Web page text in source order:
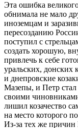
Эта ошибка
обнимала не мало
иноземцам и
пересозданию
поступил с
создать хорошую,
привлечь к себе
уральских, донских
и днепровские
Мазепы, и Петр стал
своими
лишил козачество
на место которого
Из-за тех же